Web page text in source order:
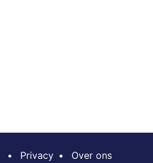
• Privacy • Over ons